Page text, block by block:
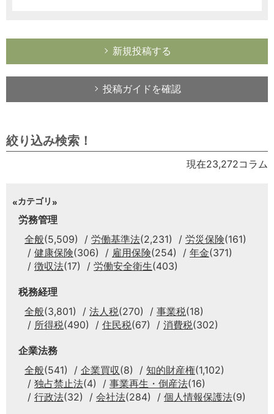
新規投稿する
投稿ガイドを確認
絞り込み検索！
現在23,272コラム
カテゴリ
労務管理
全般(5,509) 労働基準法(2,231) 労災保険(161)
健康保険(306) 雇用保険(254) 年金(371)
徴収法(17) 労働安全衛生(403)
税務経理
全般(3,801) 法人税(270) 事業税(18)
所得税(490) 住民税(67) 消費税(302)
企業法務
全般(541) 企業買収(8) 知的財産権(1,102)
独占禁止法(4) 事業再生・倒産法(16)
行政法(32) 会社法(284) 個人情報保護法(9)